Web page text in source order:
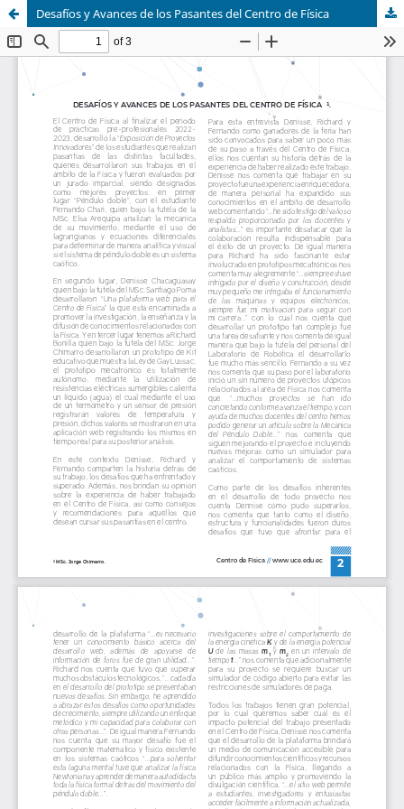
Desafíos y Avances de los Pasantes del Centro de Física